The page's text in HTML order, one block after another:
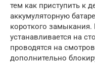
тем как приступить к
аккумуляторную
короткого
устанавливается на
проводятся на
дополнительно